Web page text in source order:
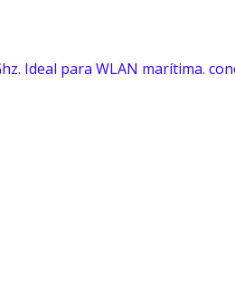
Ideal para WLAN marítima.